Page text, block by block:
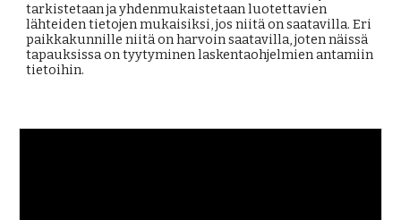
tarkistetaan ja yhdenmukaistetaan luotettavien
lähteiden tietojen mukaisiksi, jos niitä on saatavilla. Eri
paikkakunnille niitä on harvoin saatavilla, joten näissä
tapauksissa on tyytyminen laskentaohjelmien antamiin
tietoihin.